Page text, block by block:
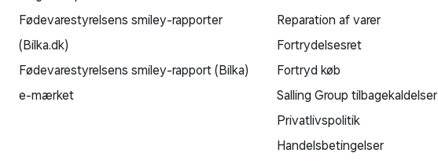
Fødevarestyrelsens smiley-rapporter
(Bilka.dk)
Fødevarestyrelsens smiley-rapport (Bilka)
e-mærket
Reparation af varer
Fortrydelsesret
Fortryd køb
Salling Group tilbagekaldelser
Privatlivspolitik
Handelsbetingelser